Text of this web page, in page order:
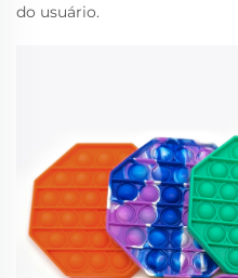
do usuário.